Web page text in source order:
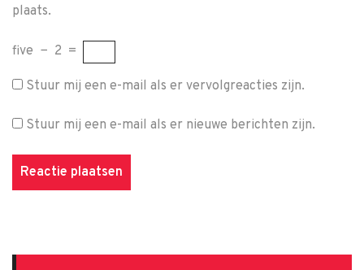
plaats.
five − 2 =
Stuur mij een e-mail als er vervolgreacties zijn.
Stuur mij een e-mail als er nieuwe berichten zijn.